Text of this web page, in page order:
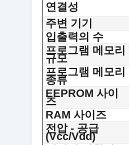
연결성
주변 기기
입출력의 수
프로그램 메모리
규모
프로그램 메모리
종류
EEPROM 사이
즈
RAM 사이즈
전압 - 공급
(Vcc/Vdd)